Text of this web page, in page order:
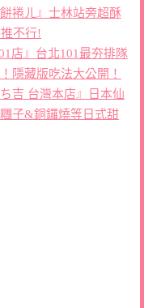
捲ㄦ』士林站旁超酥
不行!
店』台北101最夯排隊
隱藏版吃法大公開！
吉 台灣本店』日本仙
子&銅鑼燒等日式甜